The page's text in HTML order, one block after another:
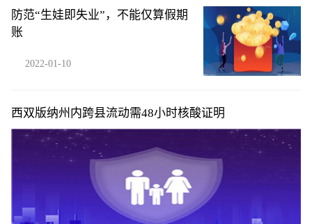
防范“生娃即失业”，不能仅算假期
账
2022-01-10
西双版纳州内跨县流动需48小时核酸证明